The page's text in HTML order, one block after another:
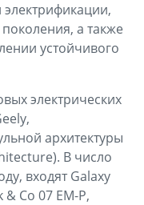
электрификации,
а также
устойчивого
электрических
архитектуры
В число
входят Galaxy
& Co 07 EM-P,